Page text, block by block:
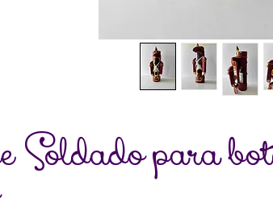
Soldado para